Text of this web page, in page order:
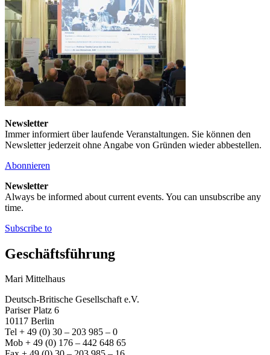
Newsletter
Immer informiert über laufende Veranstaltungen. Sie können den
Newsletter jederzeit ohne Angabe von Gründen wieder abbestellen.
Abonnieren
Newsletter
Always be informed about current events. You can unsubscribe any
time.
Subscribe to
Geschäftsführung
Mari Mittelhaus
Deutsch-Britische Gesellschaft e.V.
Pariser Platz 6
10117 Berlin
Tel + 49 (0) 30 – 203 985 – 0
Mob + 49 (0) 176 – 442 648 65